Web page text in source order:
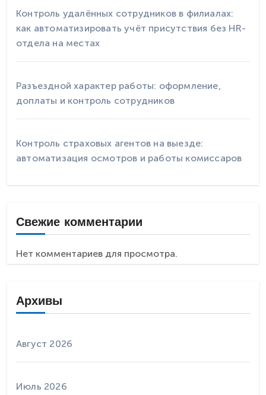
Контроль удалённых сотрудников в филиалах:
как автоматизировать учёт присутствия без HR-
отдела на местах
Разъездной характер работы: оформление,
доплаты и контроль сотрудников
Контроль страховых агентов на выезде:
автоматизация осмотров и работы комиссаров
Свежие комментарии
Нет комментариев для просмотра.
Архивы
Август 2026
Июль 2026